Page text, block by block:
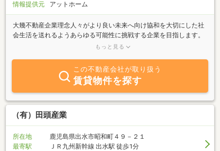
情報提供元
アットホーム
大幾不動産企業理念人々がより良い未来へ向け協和を大切にした社
会生活を送れるようあらゆる可能性に挑戦する企業を目指します。
◎経営理念１、苦しこと辛いことを笑顔に変えれるよう全知全能を
３、笑顔を絶やさない暖かな対応を心がけます。経営方針 不動産
事業部（不動産業全般・建築設計）・お客様のより良い未来を第一
に考えた不動産事業を展開します。教育事業部（個別指導ひな
た）・生きる目標を確立させ達成に向けて努力をするよう指導しま
す。・人はなぜ学ばなければならないかを常に意識させます。・理
に適った学習方法で指導します。
もっと見る
この不動産会社が取り扱う
賃貸物件を探す
（有）田頭産業
所在地
鹿児島県出水市昭和町４９－２１
最寄駅
ＪＲ九州新幹線 出水駅 徒歩1分